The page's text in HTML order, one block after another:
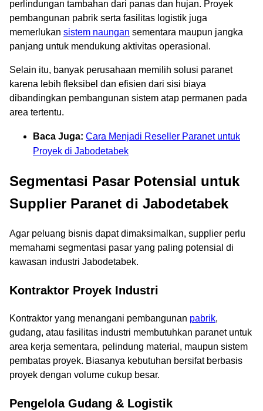
perlindungan tambahan dari panas dan hujan. Proyek
pembangunan pabrik serta fasilitas logistik juga
memerlukan sistem naungan sementara maupun jangka
panjang untuk mendukung aktivitas operasional.
Selain itu, banyak perusahaan memilih solusi paranet
karena lebih fleksibel dan efisien dari sisi biaya
dibandingkan pembangunan sistem atap permanen pada
area tertentu.
Baca Juga: Cara Menjadi Reseller Paranet untuk
Proyek di Jabodetabek
Segmentasi Pasar Potensial untuk
Supplier Paranet di Jabodetabek
Agar peluang bisnis dapat dimaksimalkan, supplier perlu
memahami segmentasi pasar yang paling potensial di
kawasan industri Jabodetabek.
Kontraktor Proyek Industri
Kontraktor yang menangani pembangunan pabrik,
gudang, atau fasilitas industri membutuhkan paranet untuk
area kerja sementara, pelindung material, maupun sistem
pembatas proyek. Biasanya kebutuhan bersifat berbasis
proyek dengan volume cukup besar.
Pengelola Gudang & Logistik